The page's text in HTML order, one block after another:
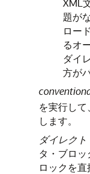
XML
題が
ロー
るオ
ダイ
方が
を実行し
します。
ダイレク
タ・ブロ
ロックを